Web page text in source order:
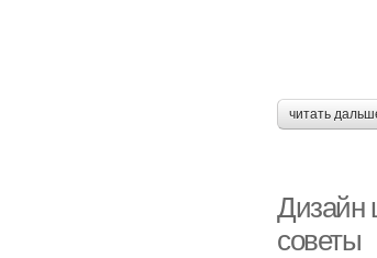
читать
Дизайн
советы